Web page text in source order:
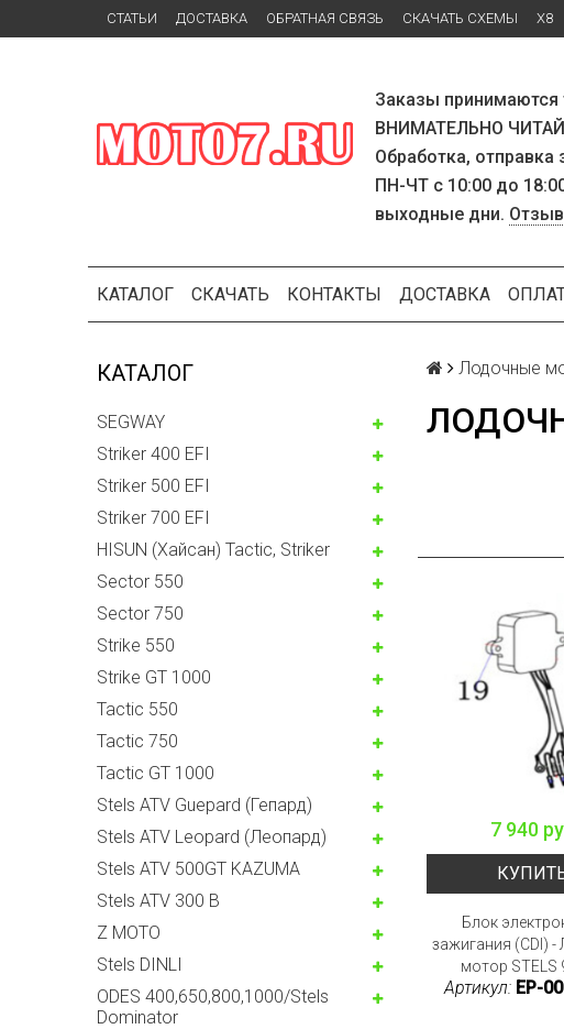
СТАТЬИ ДОСТАВКА ОБРАТНАЯ СВЯЗЬ СКАЧАТЬ СХЕМЫ X8
Заказы принимаются
ВНИМАТЕЛЬНО
Обработка, отправка
ПН-ЧТ с 10:00 до
выходные дни.
КАТАЛОГ СКАЧАТЬ КОНТАКТЫ ДОСТАВКА
КАТАЛОГ
SEGWAY
Striker 400 EFI
Striker 500 EFI
Striker 700 EFI
HISUN (Хайсан) Tactic, Striker
Sector 550
Sector 750
Strike 550
Strike GT 1000
Tactic 550
Tactic 750
Tactic GT 1000
Stels ATV Guepard (Гепард)
Stels ATV Leopard (Леопард)
Stels ATV 500GT KAZUMA
Stels ATV 300 B
Z MOTO
Stels DINLI
ODES 400,650,800,1000/Stels
Dominator
Лодочные
7 940
Блок
зажигания (CDI)
мотор STELS
Артикул: EP-